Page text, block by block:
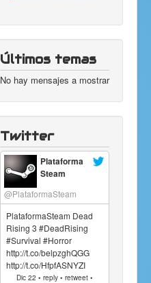
Últimos temas
No hay mensajes a mostrar
Twitter
Plataforma
Steam
@PlataformaSteam
PlataformaSteam Dead
Rising 3 #DeadRising
#Survival #Horror
http://t.co/belpzghQGG
http://t.co/HfpfASNYZI
Dic 22 • reply • retweet •